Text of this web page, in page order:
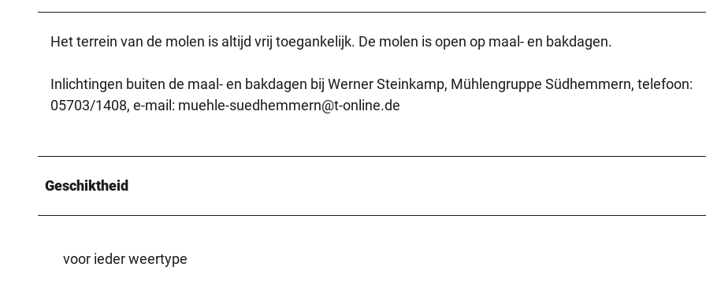
Het terrein van de molen is altijd vrij toegankelijk. De molen is open op maal- en bakdagen.
Inlichtingen buiten de maal- en bakdagen bij Werner Steinkamp, Mühlengruppe Südhemmern, telefoon:
05703/1408, e-mail: muehle-suedhemmern@t-online.de
Geschiktheid
voor ieder weertype